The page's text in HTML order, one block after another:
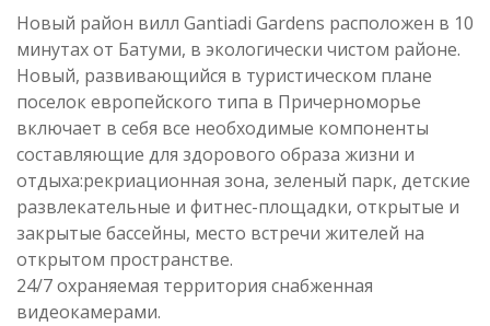
Новый район вилл Gantiadi Gardens расположен в 10
минутах от Батуми, в экологически чистом районе.
Новый, развивающийся в туристическом плане
поселок европейского типа в Причерноморье
включает в себя все необходимые компоненты
составляющие для здорового образа жизни и
отдыха:рекриационная зона, зеленый парк, детские
развлекательные и фитнес-площадки, открытые и
закрытые бассейны, место встречи жителей на
открытом пространстве.
24/7 охраняемая территория снабженная
видеокамерами.